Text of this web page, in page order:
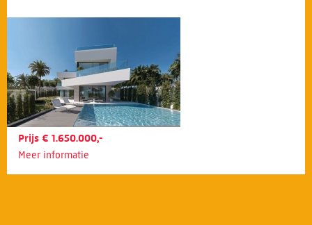
Prijs € 1.650.000,-
Meer informatie